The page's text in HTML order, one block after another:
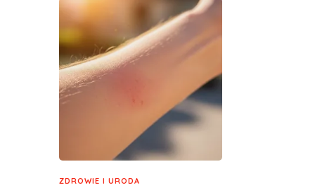
ZDROWIE I URODA